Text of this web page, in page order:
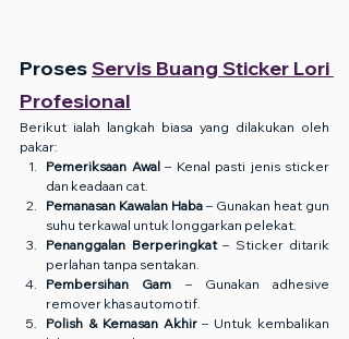
Proses Servis Buang Sticker Lori
Profesional
Berikut ialah langkah biasa yang dilakukan oleh
pakar:
Pemeriksaan Awal – Kenal pasti jenis sticker
dan keadaan cat.
Pemanasan Kawalan Haba – Gunakan heat gun
suhu terkawal untuk longgarkan pelekat.
Penanggalan Berperingkat – Sticker ditarik
perlahan tanpa sentakan.
Pembersihan Gam – Gunakan adhesive
remover khas automotif.
Polish & Kemasan Akhir – Untuk kembalikan